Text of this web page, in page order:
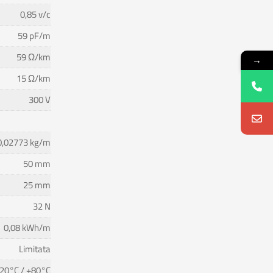
0,85 v/c
59 pF/m
59 Ω/km
15 Ω/km
300 V
kg/m
50 mm
25 mm
32 N
0,08 kWh/m
Limitata
→